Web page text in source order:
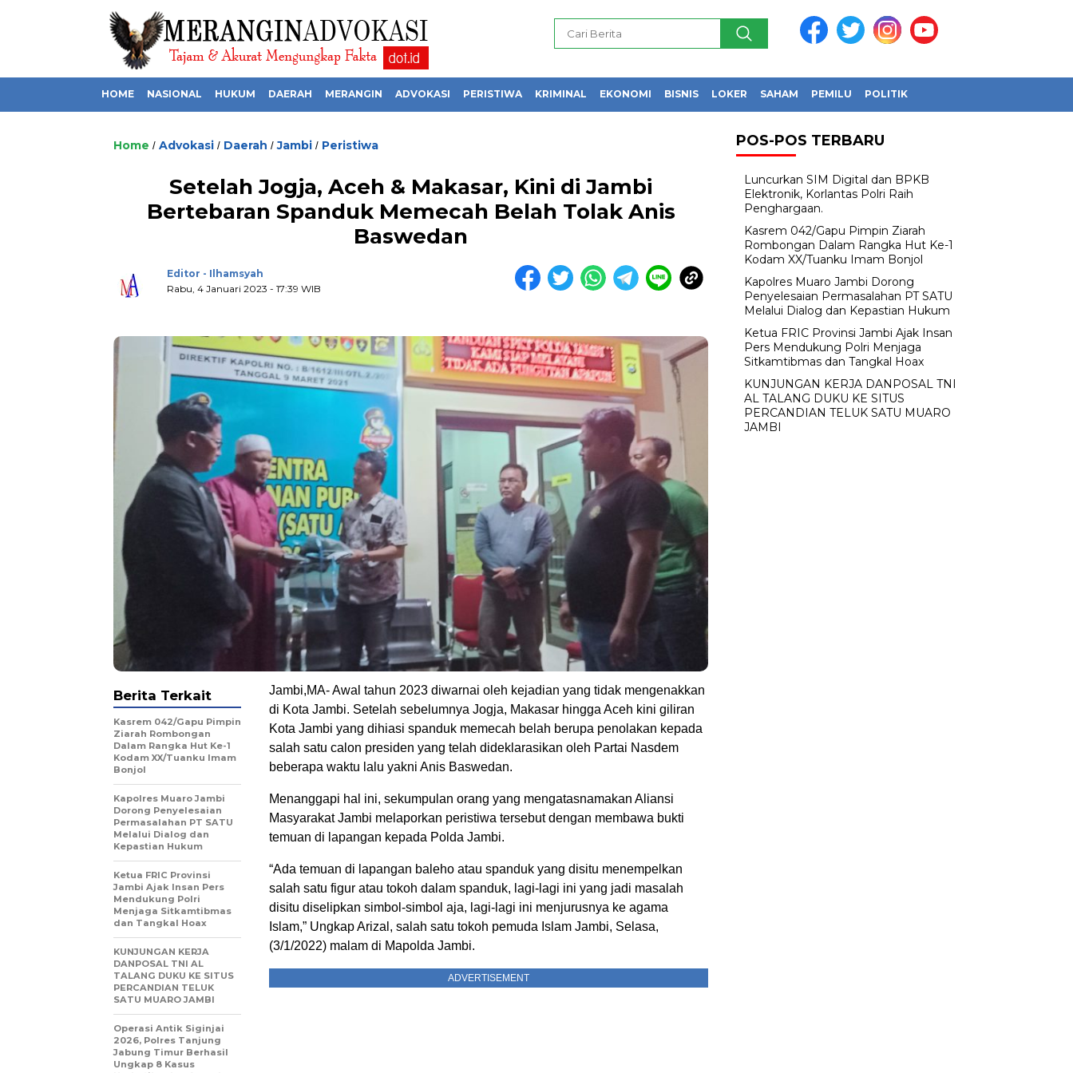
HOME NASIONAL HUKUM DAERAH MERANGIN ADVOKASI PERISTIWA KRIMINAL EKONOMI BISNIS LOKER SAHAM PEMILU POLITIK
Home / Advokasi / Daerah /Jambi / Peristiwa
Setelah Jogja, Aceh & Makasar, Kini di Jambi
Bertebaran Spanduk Memecah Belah Tolak Anis
Baswedan
Editor - Ilhamsyah
Rabu, 4 Januari 2023 - 17:39 WIB
Jambi,MA- Awal tahun 2023 diwarnai oleh kejadian yang tidak mengenakkan
di Kota Jambi. Setelah sebelumnya Jogja, Makasar hingga Aceh kini giliran
Kota Jambi yang dihiasi spanduk memecah belah berupa penolakan kepada
salah satu calon presiden yang telah dideklarasikan oleh Partai Nasdem
beberapa waktu lalu yakni Anis Baswedan.
Menanggapi hal ini, sekumpulan orang yang mengatasnamakan Aliansi
Masyarakat Jambi melaporkan peristiwa tersebut dengan membawa bukti
temuan di lapangan kepada Polda Jambi.
“Ada temuan di lapangan baleho atau spanduk yang disitu menempelkan
salah satu figur atau tokoh dalam spanduk, lagi-lagi ini yang jadi masalah
disitu diselipkan simbol-simbol aja, lagi-lagi ini menjurusnya ke agama
Islam,” Ungkap Arizal, salah satu tokoh pemuda Islam Jambi, Selasa,
(3/1/2022) malam di Mapolda Jambi.
ADVERTISEMENT
.
Berita Terkait
Kasrem 042/Gapu Pimpin
Ziarah Rombongan
Dalam Rangka Hut Ke-1
Kodam XX/Tuanku Imam
Bonjol
Kapolres Muaro Jambi
Dorong Penyelesaian
Permasalahan PT SATU
Melalui Dialog dan
Kepastian Hukum
Ketua FRIC Provinsi
Jambi Ajak Insan Pers
Mendukung Polri
Menjaga Sitkamtibmas
dan Tangkal Hoax
KUNJUNGAN KERJA
DANPOSAL TNI AL
TALANG DUKU KE SITUS
PERCANDIAN TELUK
SATU MUARO JAMBI
Operasi Antik Siginjai
2026, Polres Tanjung
Jabung Timur Berhasil
Ungkap 8 Kasus
POS-POS TERBARU
Luncurkan SIM Digital dan BPKB
Elektronik, Korlantas Polri Raih
Penghargaan.
Kasrem 042/Gapu Pimpin Ziarah
Rombongan Dalam Rangka Hut Ke-1
Kodam XX/Tuanku Imam Bonjol
Kapolres Muaro Jambi Dorong
Penyelesaian Permasalahan PT SATU
Melalui Dialog dan Kepastian Hukum
Ketua FRIC Provinsi Jambi Ajak Insan
Pers Mendukung Polri Menjaga
Sitkamtibmas dan Tangkal Hoax
KUNJUNGAN KERJA DANPOSAL TNI
AL TALANG DUKU KE SITUS
PERCANDIAN TELUK SATU MUARO
JAMBI